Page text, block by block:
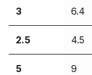
3 6.4
2.5 4.5
5 9